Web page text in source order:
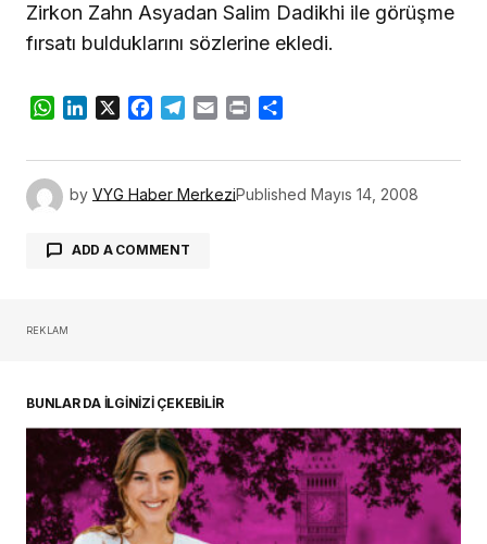
Zirkon Zahn Asyadan Salim Dadikhi ile görüşme
fırsatı bulduklarını sözlerine ekledi.
WhatsApp
LinkedIn
X Facebook
Telegram
Email Print
by VYG Haber MerkeziPublished Mayıs 14, 2008
ADD A COMMENT
REKLAM
BUNLAR DA İLGİNİZİ ÇEKEBİLİR